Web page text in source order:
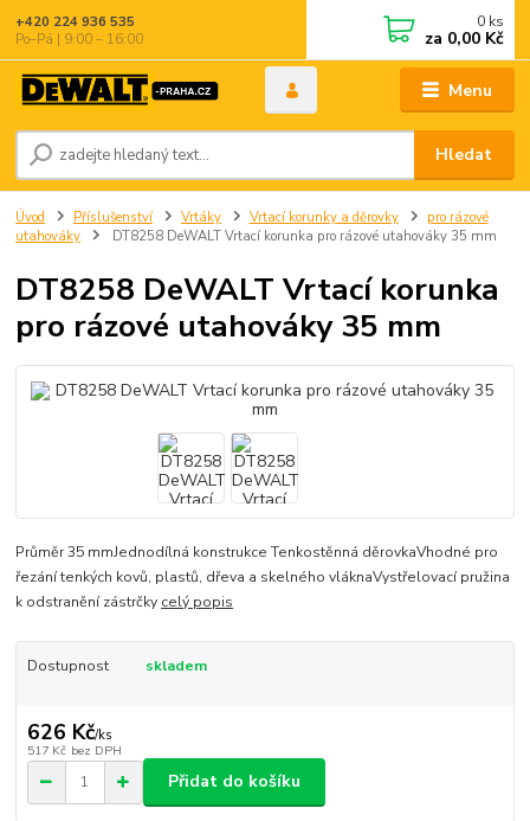
Menu
Hledat
+420 224 936 535
Po–Pá | 9:00 – 16:00
0 ks
za 0,00 Kč
Úvod Příslušenství Vrtáky Vrtací korunky a děrovky
pro rázové
utahováky
DT8258 DeWALT Vrtací korunka pro rázové utahováky 35 mm
DT8258 DeWALT Vrtací korunka
pro rázové utahováky 35 mm
Průměr 35 mmJednodílná konstrukce Tenkostěnná děrovkaVhodné pro
řezání tenkých kovů, plastů, dřeva a skelného vláknaVystřelovací pružina
k odstranění zástrčky celý popis
Dostupnost skladem
626 Kč/ks
517 Kč bez DPH
Přidat do košíku